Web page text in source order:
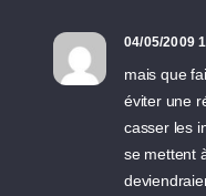
04/05/2009
mais que
éviter une
casser les
se mettent